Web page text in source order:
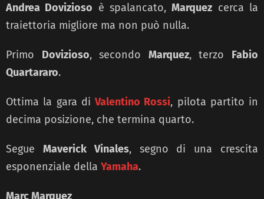
Andrea Dovizioso è spalancato,Marquez cerca la
traiettoria migliore ma non può nulla.
Primo Dovizioso, secondo Marquez, terzo Fabio
Quartararo.
Ottima la gara di Valentino Rossi, pilota partito in
decima posizione, che termina quarto.
Segue Maverick Vinales, segno di una crescita
esponenziale della Yamaha.
Marc Marquez